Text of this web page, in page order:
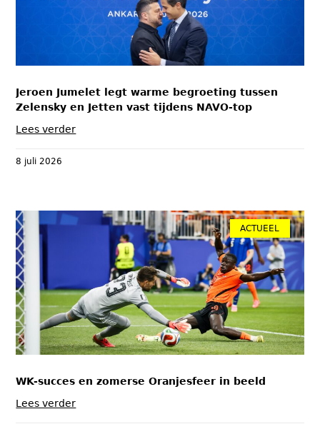
Jeroen Jumelet legt warme begroeting tussen
Zelensky en Jetten vast tijdens NAVO-top
Lees verder
8 juli 2026
ACTUEEL
WK-succes en zomerse Oranjesfeer in beeld
Lees verder